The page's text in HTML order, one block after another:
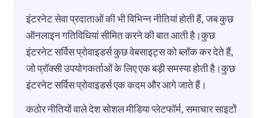
इंटरनेट सेवा प्रदाताओं की भी विभिन्न नीतियां होती हैं, जब कुछ
ऑनलाइन गतिविधियां सीमित करने की बात आती है।कुछ
इंटरनेट सर्विस प्रोवाइडर्स कुछ वेबसाइट्स को ब्लॉक कर देते हैं,
जो प्रॉक्सी उपयोगकर्ताओं के लिए एक बड़ी समस्या होती है।कुछ
इंटरनेट सर्विस प्रोवाइडर्स एक कदम और आगे जाते हैं।
कठोर नीतियों वाले देश सोशल मीडिया प्लेटफॉर्म, समाचार साइटों